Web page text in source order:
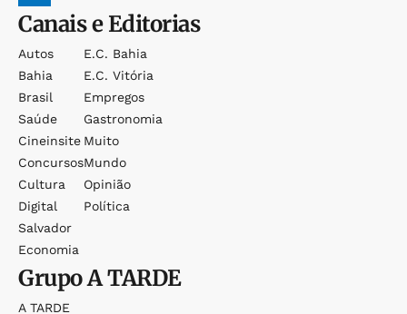
Canais e Editorias
Autos
Bahia
Brasil
Saúde
Cineinsite
Concursos
Cultura
Digital
Salvador
Economia
E.c. Bahia
E.c. Vitória
Empregos
Gastronomia
Muito
Mundo
Opinião
Política
GrupoA TARDE
A TARDE